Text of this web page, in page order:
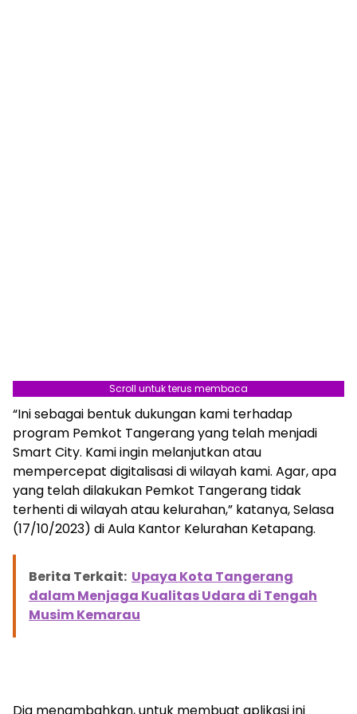
Scroll untuk terus membaca
“Ini sebagai bentuk dukungan kami terhadap
program Pemkot Tangerang yang telah menjadi
Smart City. Kami ingin melanjutkan atau
mempercepat digitalisasi di wilayah kami. Agar, apa
yang telah dilakukan Pemkot Tangerang tidak
terhenti di wilayah atau kelurahan,” katanya, Selasa
(17/10/2023) di Aula Kantor Kelurahan Ketapang.
Berita Terkait: Upaya Kota Tangerang
dalam Menjaga Kualitas Udara di Tengah
Musim Kemarau